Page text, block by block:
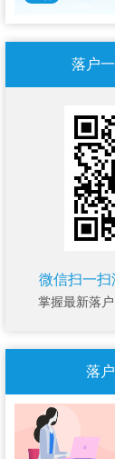
落户
微信扫一
掌握最新落
落